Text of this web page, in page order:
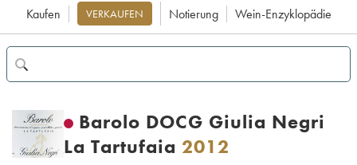
Kaufen VERKAUFEN Notierung Wein-Enzyklopädie
Barolo DOCG Giulia Negri
La Tartufaia 2012